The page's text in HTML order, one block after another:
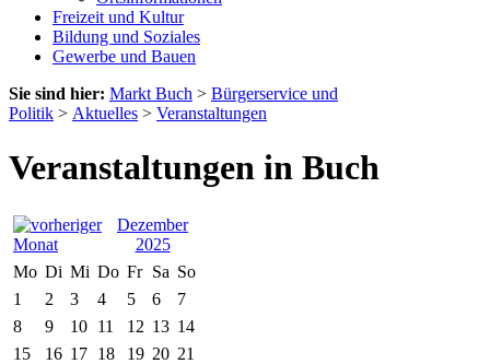
Freizeit und Kultur
Bildung und Soziales
Gewerbe und Bauen
Sie sind hier: Markt Buch > Bürgerservice und
Politik > Aktuelles > Veranstaltungen
Veranstaltungen in Buch
Dezember
2025
Mo Di Mi Do Fr Sa So
1
2 3 4 5 6
7
8
9 10 11 12 13 14
15
16 17 18 19 20 21